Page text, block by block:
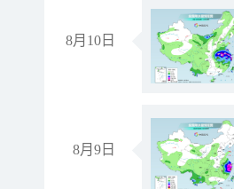
8月10日
8月9日